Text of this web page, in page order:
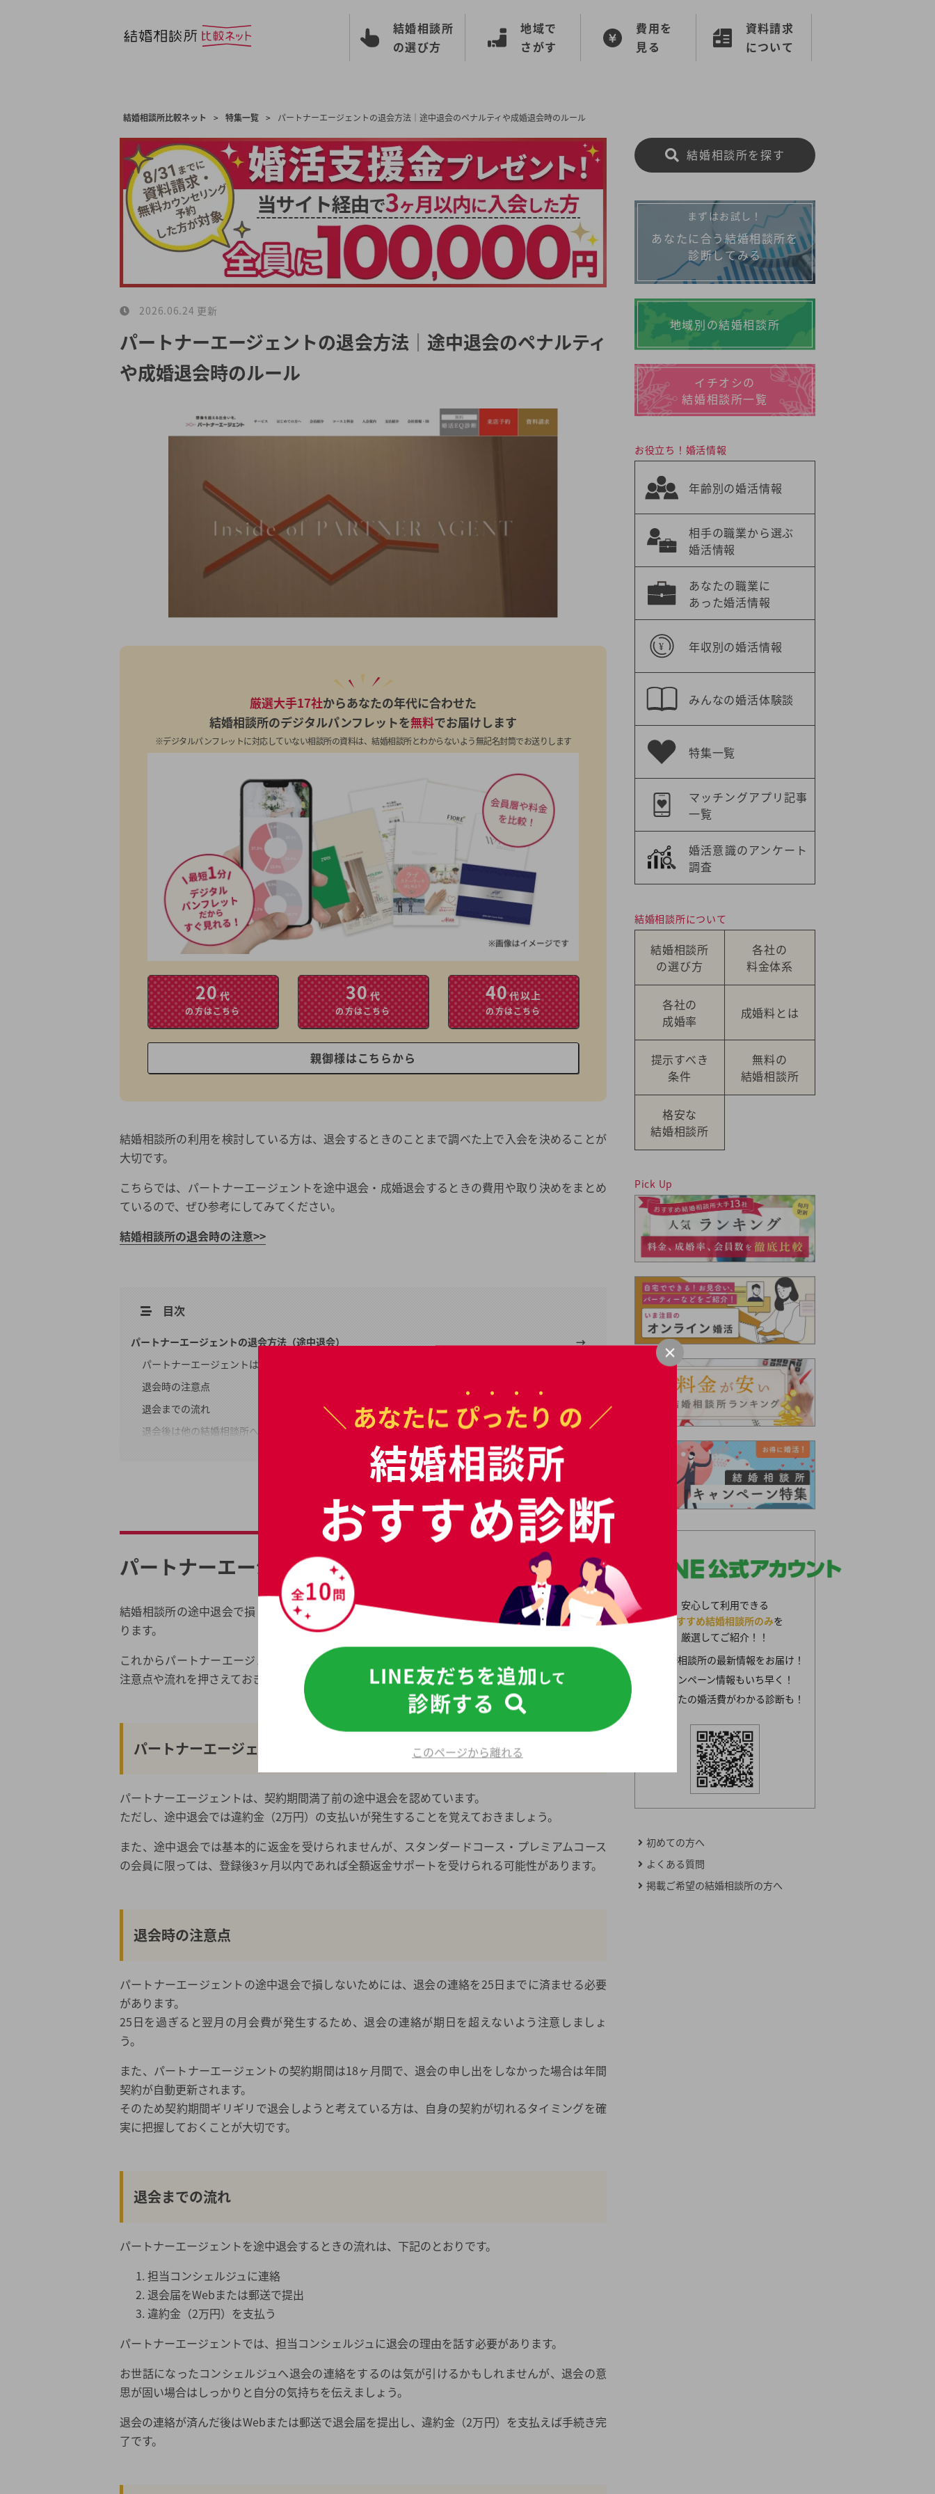
結婚相談所
の選び方
地域で
さがす
費用を
見る
資料請求
について
結婚相談所比較ネット > 特集一覧 > パートナーエージェントの退会方法│途中退会のペナルティや成婚退会時のルール
2026.06.24 更新
パートナーエージェントの退会方法│途中退会のペナルティ
や成婚退会時のルール
厳選大手17社からあなたの年代に合わせた
結婚相談所のデジタルパンフレットを無料でお届けします
※デジタルパンフレットに対応していない相談所の資料は、結婚相談所とわからないよう無記名封筒でお送りします
20代
の方はこちら
30代
の方はこちら
40代以上
の方はこちら
親御様はこちらから
結婚相談所の利用を検討している方は、退会するときのことまで調べた上で入会を決めることが
大切です。
こちらでは、パートナーエージェントを途中退会・成婚退会するときの費用や取り決めをまとめ
ているので、ぜひ参考にしてみてください。
結婚相談所の退会時の注意>>
目次
パートナーエージェントの退会方法（途中退会）
パートナーエージェントは途中退会できる？
退会時の注意点
退会までの流れ
退会後は他の結婚相談所への乗り換えも検討しよう
パートナーエージェントで成婚退会するコツ
コツ①コンシェルジュと力を合わせる
コツ②出会いの方法にこだわりすぎない
コツ③「コネクトシップ」で出会いのチャンスを増やす
コツ⑤婚活イベントにも参加してみる
パートナーエージェントを含む大手結婚相談所8社の途中退会と成婚退会の比較
関連記事ピックアップ
都道府県から結婚相談所を探す
結婚相談所一覧から結婚相談所を探す
もっと見る
パートナーエージェントの退会方法（途中退会）
結婚相談所の途中退会で損しないためには、事前に違約金や返金のルールを調べておく必要があ
ります。
これからパートナーエージェントへ入会しようと考えている方は、こちらで紹介する途中退会の
注意点や流れを押さえておきましょう。
パートナーエージェントは途中退会できる？
パートナーエージェントは、契約期間満了前の途中退会を認めています。
ただし、途中退会では違約金（2万円）の支払いが発生することを覚えておきましょう。
また、途中退会では基本的に返金を受けられませんが、スタンダードコース・プレミアムコース
の会員に限っては、登録後3ヶ月以内であれば全額返金サポートを受けられる可能性があります。
退会時の注意点
パートナーエージェントの途中退会で損しないためには、退会の連絡を25日までに済ませる必要
があります。
25日を過ぎると翌月の月会費が発生するため、退会の連絡が期日を超えないよう注意しましょ
う。
また、パートナーエージェントの契約期間は18ヶ月間で、退会の申し出をしなかった場合は年間
契約が自動更新されます。
そのため契約期間ギリギリで退会しようと考えている方は、自身の契約が切れるタイミングを確
実に把握しておくことが大切です。
退会までの流れ
パートナーエージェントを途中退会するときの流れは、下記のとおりです。
担当コンシェルジュに連絡
退会届をWebまたは郵送で提出
違約金（2万円）を支払う
パートナーエージェントでは、担当コンシェルジュに退会の理由を話す必要があります。
お世話になったコンシェルジュへ退会の連絡をするのは気が引けるかもしれませんが、退会の意
思が固い場合はしっかりと自分の気持ちを伝えましょう。
退会の連絡が済んだ後はWebまたは郵送で退会届を提出し、違約金（2万円）を支払えば手続き完
了です。
結婚相談所を探す
まずはお試し！
あなたに合う結婚相談所を
診断してみる
地域別の結婚相談所
イチオシの
結婚相談所一覧
お役立ち！婚活情報
年齢別の婚活情報
相手の職業から選ぶ
婚活情報
あなたの職業に
あった婚活情報
年収別の婚活情報
みんなの婚活体験談
特集一覧
マッチングアプリ記事
一覧
婚活意識のアンケート
調査
結婚相談所について
結婚相談所
の選び方
各社の
料金体系
各社の
成婚率
成婚料とは
提示すべき
条件
無料の
結婚相談所
格安な
結婚相談所
Pick Up
安心して利用できる
おすすめ結婚相談所のみを
厳選してご紹介！！
結婚相談所の最新情報をお届け！
キャンペーン情報もいち早く！
あなたの婚活費がわかる診断も！
初めての方へ
よくある質問
掲載ご希望の結婚相談所の方へ
＼ あなたに ぴったり の ／
結婚相談所
おすすめ診断
LINE友だちを追加 して
診断する
このページから離れる